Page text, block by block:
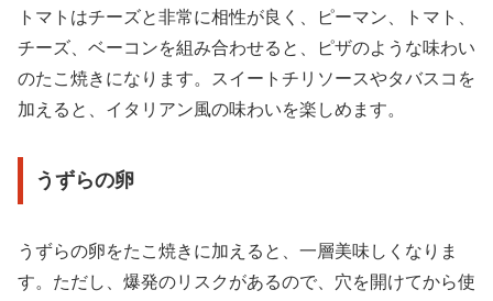
トマトはチーズと非常に相性が良く、ピーマン、トマト、
チーズ、ベーコンを組み合わせると、ピザのような味わい
のたこ焼きになります。スイートチリソースやタバスコを
加えると、イタリアン風の味わいを楽しめます。
うずらの卵
うずらの卵をたこ焼きに加えると、一層美味しくなりま
す。ただし、爆発のリスクがあるので、穴を開けてから使